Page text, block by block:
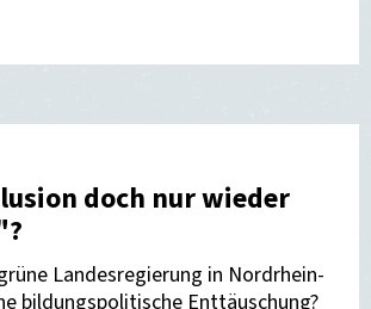
doch nur wieder
Landesregierung in Nordrhein-
bildungspolitische Enttäuschung?